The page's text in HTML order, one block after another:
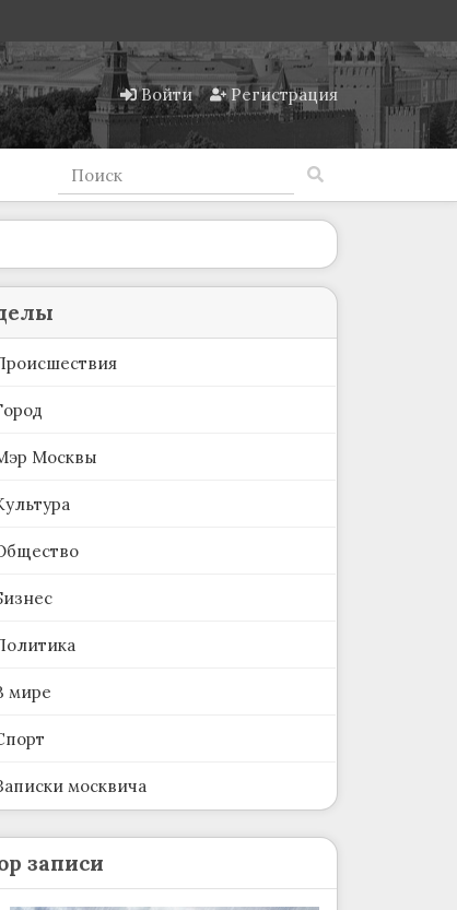
Войти Регистрация
Москвы
мире
москвича
записи